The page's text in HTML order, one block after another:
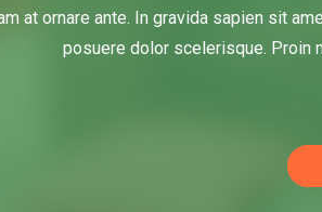
at ornare ante. In gravida sapien sit
posuere dolor scelerisque. Proin